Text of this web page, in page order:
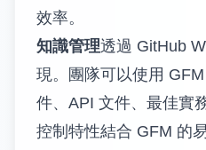
效率。
知識管理透過 GitHub
現。團隊可以使用
件、API 文件、最佳實
控制特性結合 GFM 的